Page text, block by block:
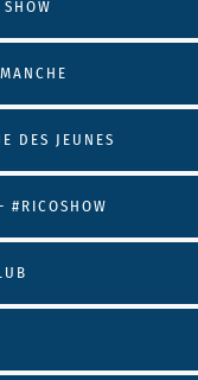
DES JEUNES
#RICOSHOW